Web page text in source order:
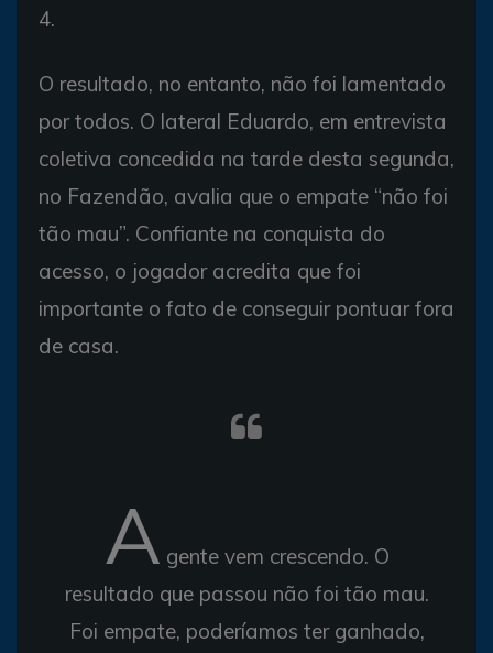
4.
O resultado, no entanto, não foi lamentado
por todos. O lateral Eduardo, em entrevista
coletiva concedida na tarde desta segunda,
no Fazendão, avalia que o empate “não foi
tão mau”. Confiante na conquista do
acesso, o jogador acredita que foi
importante o fato de conseguir pontuar fora
de casa.
A gente vem crescendo. O
resultado que passou não foi tão mau.
Foi empate, poderíamos ter ganhado,